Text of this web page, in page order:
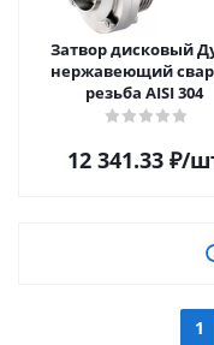
Затвор дисковый
нержавеющий
резьба AISI 304
12 341.33₽/
1